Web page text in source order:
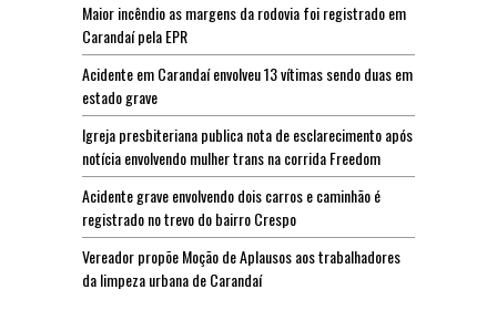
Maior incêndio as margens da rodovia foi registrado em
Carandaí pela EPR
Acidente em Carandaí envolveu 13 vítimas sendo duas em
estado grave
Igreja presbiteriana publica nota de esclarecimento após
notícia envolvendo mulher trans na corrida Freedom
Acidente grave envolvendo dois carros e caminhão é
registrado no trevo do bairro Crespo
Vereador propõe Moção de Aplausos aos trabalhadores
da limpeza urbana de Carandaí